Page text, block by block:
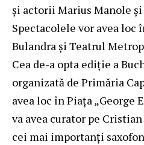
și actorii Marius Manole și
Spectacolele vor avea loc
Bulandra și Teatrul
Cea de-a opta ediție a
organizată de Primăria
avea loc în Piața „George
va avea curator pe
cei mai importanți